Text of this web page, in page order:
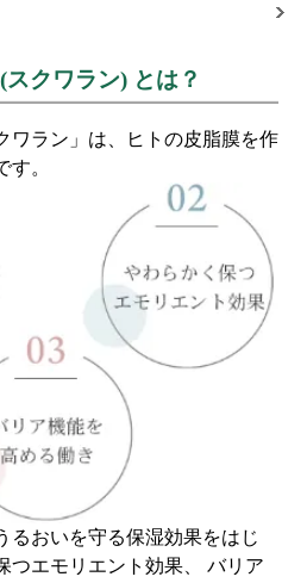
クワラン) とは？
ワラン」は、ヒトの皮脂膜を作
。
るおいを守る保湿効果をはじ
つエモリエント効果、 バリア